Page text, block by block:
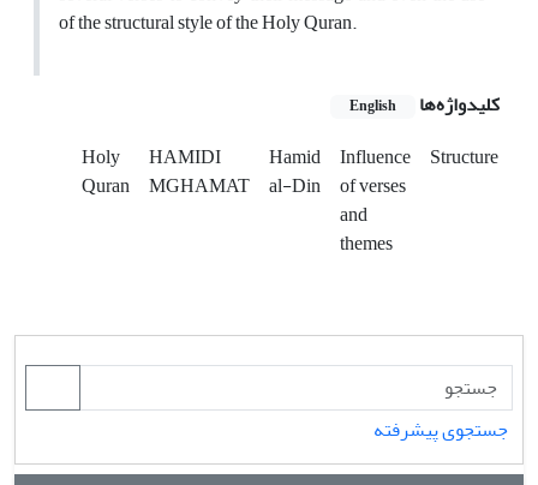
of the structural style of the Holy Quran.
کلیدواژه‌ها English
Holy
Quran
HAMIDI
MGHAMAT
Hamid
al-Din
Influence
of verses
and
themes
Structure
جستجوی پیشرفته